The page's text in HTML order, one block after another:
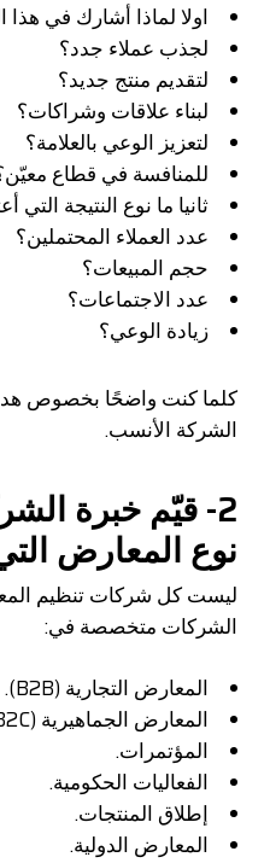
اولا لماذا أشارك في
لجذب عملاء جدد؟
لتقديم منتج جديد؟
لبناء علاقات وشراكات؟
لتعزيز الوعي بالعلامة؟
للمنافسة في قطاع
ثانيا ما نوع النتيجة التي
عدد العملاء المحتملين؟
حجم المبيعات؟
عدد الاجتماعات؟
زيادة الوعي؟
كلما كنت واضحًا بخصوص
الشركة الأنسب.
2- قيّم خبرة
نوع المعارض
ليست كل شركات تنظيم
الشركات متخصصة في:
المعارض التجارية (B2B).
المعارض الجماهيرية (B2C).
المؤتمرات.
الفعاليات الحكومية.
إطلاق المنتجات.
المعارض الدولية.